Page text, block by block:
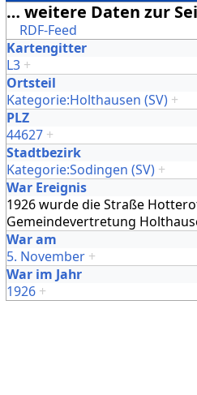
… weitere Daten zur
RDF-Feed
Kartengitter
L3 +
Ortsteil
Kategorie:Holthausen (SV) +
PLZ
44627 +
Stadtbezirk
Kategorie:Sodingen (SV) +
War Ereignis
1926 wurde die Straße
Gemeindevertretung
War am
5. November +
War im Jahr
1926 +